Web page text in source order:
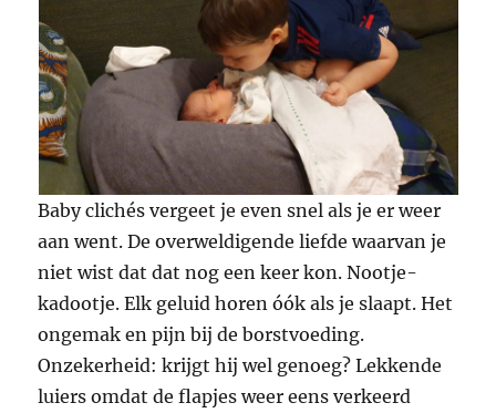
Baby clichés vergeet je even snel als je er weer
aan went. De overweldigende liefde waarvan je
niet wist dat dat nog een keer kon. Nootje-
kadootje. Elk geluid horen óók als je slaapt. Het
ongemak en pijn bij de borstvoeding.
Onzekerheid: krijgt hij wel genoeg? Lekkende
luiers omdat de flapjes weer eens verkeerd